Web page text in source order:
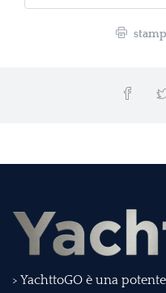
> YachttoGO è una